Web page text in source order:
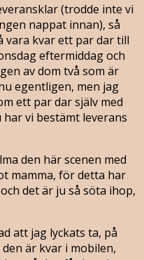
(trodde inte vi
nappat innan), så
vara kvar ett par dar till
eftermiddag och
av dom två som är
egentligen, men jag
ett par dar själv med
vi bestämt leverans
den här scenen med
mamma, för detta har
det är ju så söta ihop,
att jag lyckats ta, på
är kvar i mobilen,